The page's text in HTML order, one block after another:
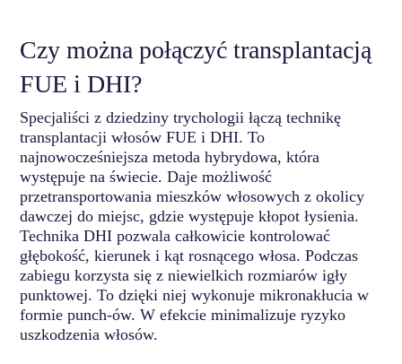
Czy można połączyć transplantacją
FUE i DHI?
Specjaliści z dziedziny trychologii łączą technikę
transplantacji włosów FUE i DHI. To
najnowocześniejsza metoda hybrydowa, która
występuje na świecie. Daje możliwość
przetransportowania mieszków włosowych z okolicy
dawczej do miejsc, gdzie występuje kłopot łysienia.
Technika DHI pozwala całkowicie kontrolować
głębokość, kierunek i kąt rosnącego włosa. Podczas
zabiegu korzysta się z niewielkich rozmiarów igły
punktowej. To dzięki niej wykonuje mikronakłucia w
formie punch-ów. W efekcie minimalizuje ryzyko
uszkodzenia włosów.